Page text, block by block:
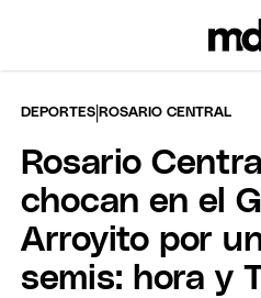
DEPORTES |ROSARIO CENTRAL
Rosario
chocan en el
Arroyito por
semis: hora y